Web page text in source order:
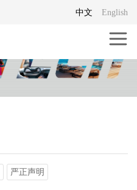
English
中文
严正声明